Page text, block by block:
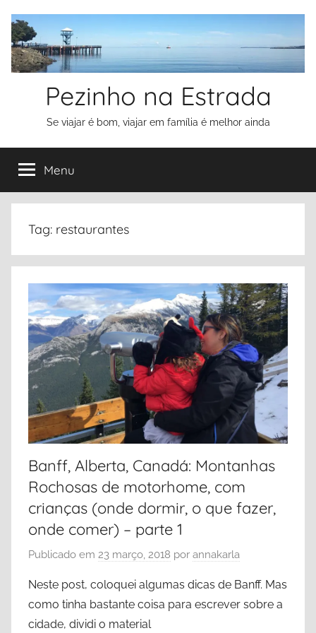
para
conteúdo
Pezinho na Estrada
Se viajar é bom, viajar em família é melhor ainda
Menu
Tag: restaurantes
Banff, Alberta, Canadá: Montanhas
Rochosas de motorhome, com
crianças (onde dormir, o que fazer,
onde comer) – parte 1
Publicado em 23 março, 2018 por annakarla
Neste post, coloquei algumas dicas de Banff. Mas
como tinha bastante coisa para escrever sobre a
cidade, dividi o material